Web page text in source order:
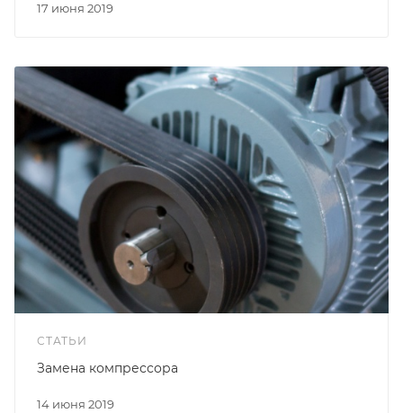
17 июня 2019
СТАТЬИ
14 июня 2019
Замена компрессора